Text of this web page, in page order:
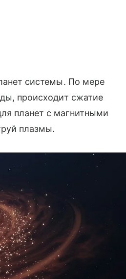
системы. По мере
происходит сжатие
планет с магнитными
плазмы.